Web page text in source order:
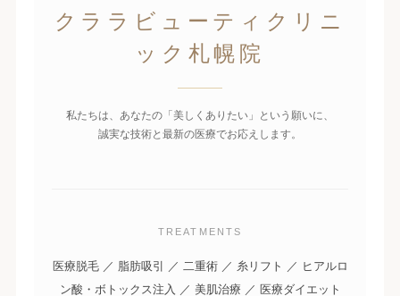
クララビューティクリニ
ック札幌院
私たちは、あなたの「美しくありたい」という願いに、
誠実な技術と最新の医療でお応えします。
TREATMENTS
医療脱毛 ／ 脂肪吸引 ／ 二重術 ／ 糸リフト ／ ヒアルロ
ン酸・ボトックス注入 ／ 美肌治療 ／ 医療ダイエット